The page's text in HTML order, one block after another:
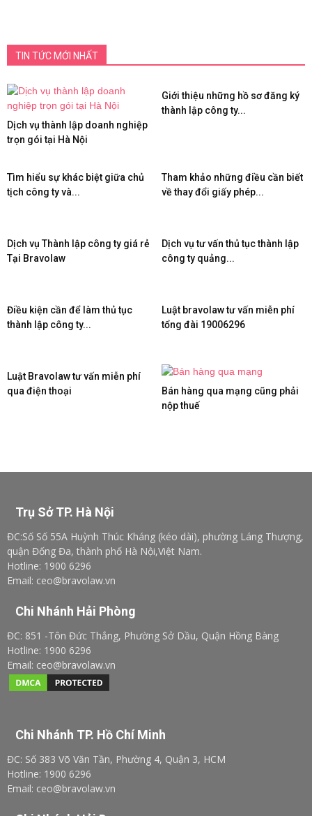
TIN TỨC MỚI NHẤT
Dịch vụ thành lập doanh nghiệp
trọn gói tại Hà Nội
Giới thiệu những hồ sơ đăng ký
thành lập công ty...
Tìm hiểu sự khác biệt giữa chủ
tịch công ty và...
Tham khảo những điều cần biết
về thay đổi giấy phép...
Dịch vụ Thành lập công ty giá rẻ
Tại Bravolaw
Dịch vụ tư vấn thủ tục thành lập
công ty quảng...
Điều kiện cần để làm thủ tục
thành lập công ty...
Luật bravolaw tư vấn miễn phí
tổng đài 19006296
Luật Bravolaw tư vấn miễn phí
qua điện thoại
Bán hàng qua mạng cũng phải
nộp thuế
Trụ Sở TP. Hà Nội
ĐC:Số Số 55A Huỳnh Thúc Kháng (kéo dài), phường Láng Thượng,
quận Đống Đa, thành phố Hà Nội,Việt Nam.
Hotline: 1900 6296
Email: ceo@bravolaw.vn
Chi Nhánh Hải Phòng
ĐC: 851 -Tôn Đức Thắng, Phường Sở Dầu, Quận Hồng Bàng
Hotline: 1900 6296
Email: ceo@bravolaw.vn
Chi Nhánh TP. Hồ Chí Minh
ĐC: Số 383 Võ Văn Tần, Phường 4, Quận 3, HCM
Hotline: 1900 6296
Email: ceo@bravolaw.vn